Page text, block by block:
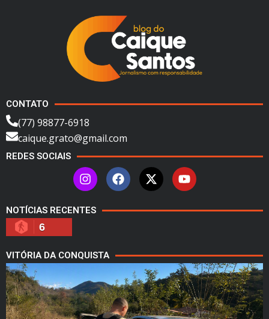
CONTATO
(77) 98877-6918
caique.grato@gmail.com
REDES SOCIAIS
NOTÍCIAS RECENTES
6
VITÓRIA DA CONQUISTA